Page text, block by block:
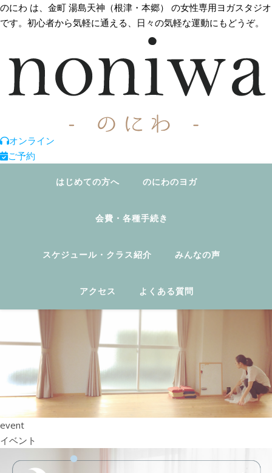
のにわ は、金町 湯島天神（根津・本郷） の女性専用ヨガスタジオ
です。初心者から気軽に通える、日々の気軽な運動にもどうぞ。
オンライン
ご予約
はじめての方へ のにわのヨガ
会費・各種手続き
スケジュール・クラス紹介 みんなの声
アクセス よくある質問
event
イベント